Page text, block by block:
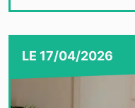
LE 17/04/2026